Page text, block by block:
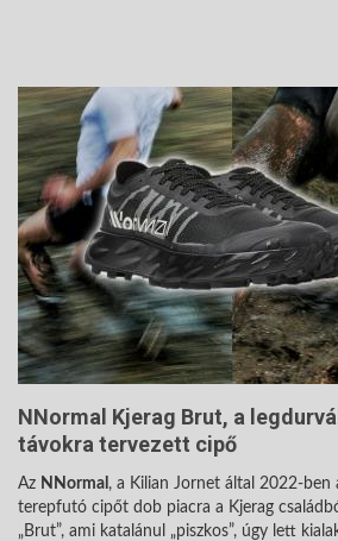
NNormal Kjerag Brut, a
távokra tervezett cipő
Az NNormal , a Kilian Jornet által 2022-
terepfutó cipőt dob ​​piacra a Kjerag
„Brut”, ami katalánul „piszkos”, úgy lett